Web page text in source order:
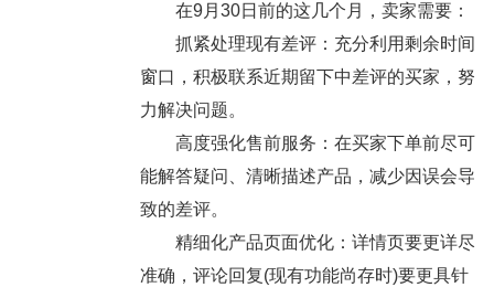
在9月30日前的这几个月，卖家需要：
抓紧处理现有差评：充分利用剩余时间
窗口，积极联系近期留下中差评的买家，努
力解决问题。
高度强化售前服务：在买家下单前尽可
能解答疑问、清晰描述产品，减少因误会导
致的差评。
精细化产品页面优化：详情页要更详尽
准确，评论回复(现有功能尚存时)要更具针